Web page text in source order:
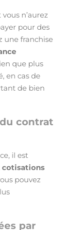
n’aurez
pour des
une franchise
que plus
en cas de
de bien
contrat
il est
cotisations
pouvez
par